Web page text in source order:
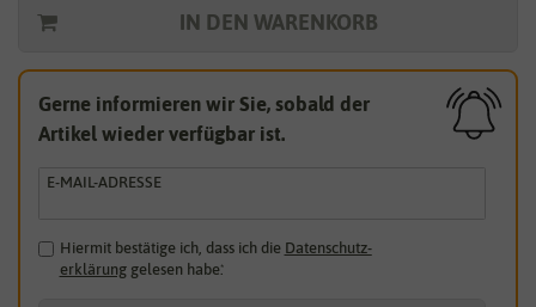
IN DEN WARENKORB
Gerne informieren wir Sie, sobald der
Artikel wieder verfügbar ist.
E-MAIL-ADRESSE
Hiermit bestätige ich, dass ich die Daten­schutz­
erklärunggelesen habe.*